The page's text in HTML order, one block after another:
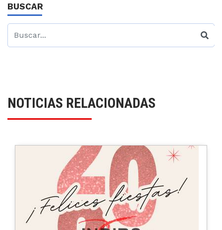
BUSCAR
NOTICIAS RELACIONADAS